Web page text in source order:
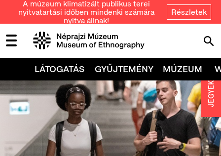
A múzeum klimatizált publikus terei
nyitvatartási időben mindenki számára
nyitva állnak!
Részletek
LÁTOGATÁS GYŰJTEMÉNY MÚZEUM
JEGYEK